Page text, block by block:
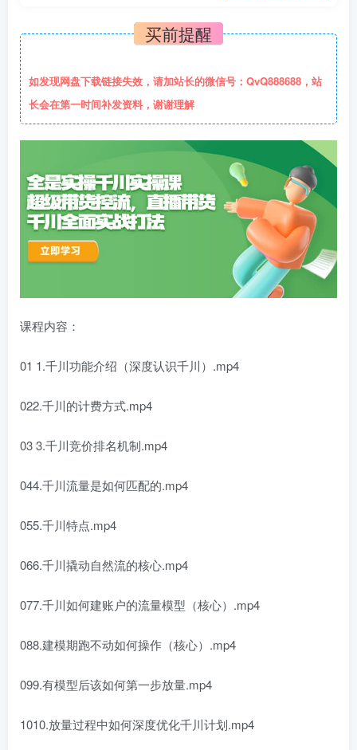
买前提醒
如发现网盘下载链接失效，请加站长的微信号：QvQ888688，站
长会在第一时间补发资料，谢谢理解
课程内容：
01 1.千川功能介绍（深度认识千川）.mp4
022.千川的计费方式.mp4
03 3.千川竞价排名机制.mp4
044.千川流量是如何匹配的.mp4
055.千川特点.mp4
066.千川撬动自然流的核心.mp4
077.千川如何建账户的流量模型（核心）.mp4
088.建模期跑不动如何操作（核心）.mp4
099.有模型后该如何第一步放量.mp4
1010.放量过程中如何深度优化千川计划.mp4